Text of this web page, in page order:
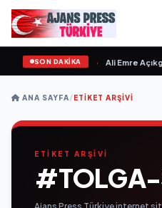
SON DAKİKA
“ yayımlandı Ali Emre
ANA SAYFA/ETIKET ARŞIVI
ETİKET ARŞİVİ
#TOLGA-